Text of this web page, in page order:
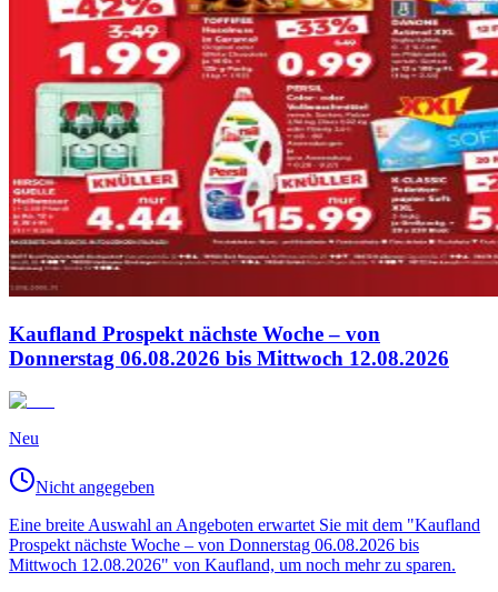
Kaufland Prospekt nächste Woche – von
Donnerstag 06.08.2026 bis Mittwoch 12.08.2026
Neu
Nicht angegeben
Eine breite Auswahl an Angeboten erwartet Sie mit dem "Kaufland
Prospekt nächste Woche – von Donnerstag 06.08.2026 bis
Mittwoch 12.08.2026" von Kaufland, um noch mehr zu sparen.